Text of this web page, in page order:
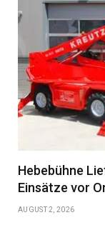
Hebebühne
Einsätze vor
AUGUST 2, 2026